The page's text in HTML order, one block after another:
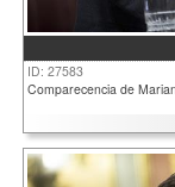
ID: 27583
Comparecencia de